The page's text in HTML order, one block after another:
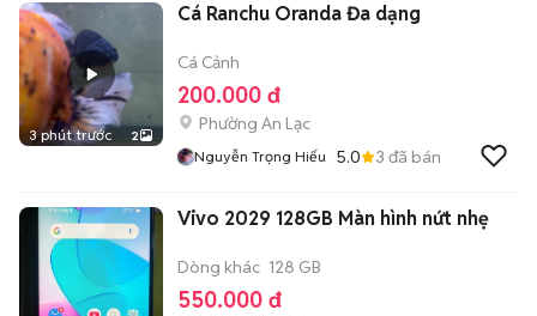
3 phút trước 2
Cá Ranchu Oranda Đa dạng
Cá Cảnh
200.000 đ
Phường An Lạc
Nguyễn Trọng Hiếu 5.0 3 đã bán
Vivo 2029 128GB Màn hình nứt nhẹ
Dòng khác 128 GB
550.000 đ